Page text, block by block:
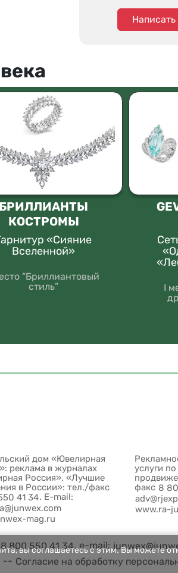
БРИЛЛИАНТЫ
КОСТРОМЫ
«Сияние
Вселенной»
“Бриллиантовый
стиль”
I
дом «Ювелирная
реклама в журналах
Россия», «Лучшие
в России»: тел./факс
41 34. E-mail:
mag.ru
услуги
факс 8
www.ra-
8 800 550 41 34, e-mail:
-- Согласие на обработку
вы соглашаетесь с этим. Вы можете